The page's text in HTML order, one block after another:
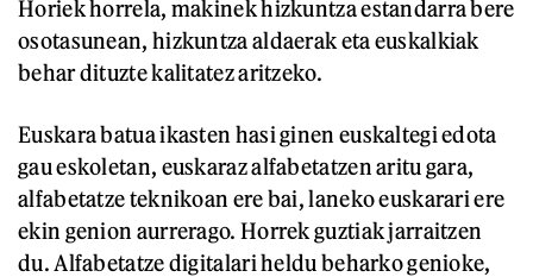
Horiek horrela, makinek hizkuntza estandarra bere
osotasunean, hizkuntza aldaerak eta euskalkiak
behar dituzte kalitatez aritzeko.
Euskara batua ikasten hasi ginen euskaltegi edota
gau eskoletan, euskaraz alfabetatzen aritu gara,
alfabetatze teknikoan ere bai, laneko euskarari ere
ekin genion aurrerago. Horrek guztiak jarraitzen
du. Alfabetatze digitalari heldu beharko genioke,